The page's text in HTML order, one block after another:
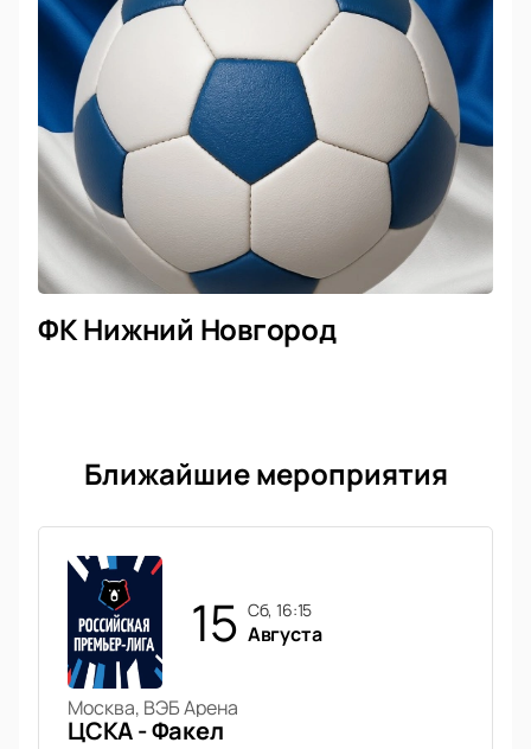
ФК Нижний Новгород
Ближайшие мероприятия
15 сб, 16:15
Августа
Москва, ВЭБ Арена
ЦСКА - Факел